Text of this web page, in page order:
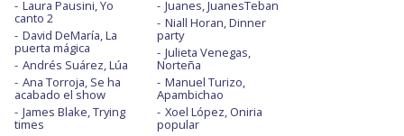
Laura Pausini, Yo
canto 2
David DeMaría, La
puerta mágica
Andrés Suárez, Lúa
Ana Torroja, Se ha
acabado el show
James Blake, Trying
times
Juanes, JuanesTeban
Niall Horan, Dinner
party
Julieta Venegas,
Norteña
Manuel Turizo,
Apambichao
Xoel López, Oniria
popular